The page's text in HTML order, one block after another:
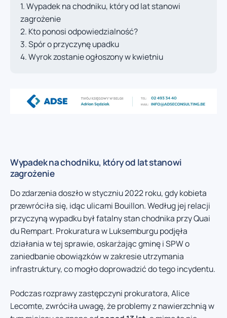
Wypadek na chodniku, który od lat stanowi
zagrożenie
Kto ponosi odpowiedzialność?
Spór o przyczynę upadku
Wyrok zostanie ogłoszony w kwietniu
Wypadek na chodniku, który od lat stanowi
zagrożenie
Do zdarzenia doszło w styczniu 2022 roku, gdy kobieta
przewróciła się, idąc ulicami Bouillon. Według jej relacji
przyczyną wypadku był fatalny stan chodnika przy Quai
du Rempart. Prokuratura w Luksemburgu podjęła
działania w tej sprawie, oskarżając gminę i SPW o
zaniedbanie obowiązków w zakresie utrzymania
infrastruktury, co mogło doprowadzić do tego incydentu.
Podczas rozprawy zastępczyni prokuratora, Alice
Lecomte, zwróciła uwagę, że problemy z nawierzchnią w